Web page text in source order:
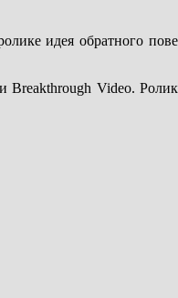
идея обратного
Video.